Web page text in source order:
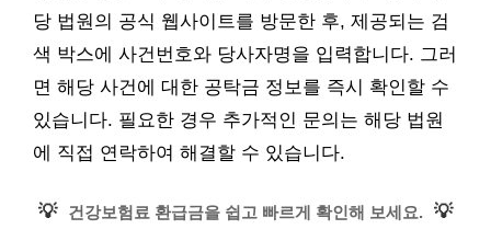
당 법원의 공식 웹사이트를 방문한 후, 제공되는 검
색 박스에 사건번호와 당사자명을 입력합니다. 그러
면 해당 사건에 대한 공탁금 정보를 즉시 확인할 수
있습니다. 필요한 경우 추가적인 문의는 해당 법원
에 직접 연락하여 해결할 수 있습니다.
💡 건강보험료 환급금을 쉽고 빠르게 확인해 보세요. 💡